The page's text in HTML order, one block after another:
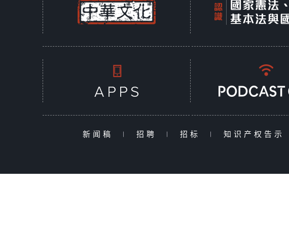
新闻稿 | 招聘 | 招标 | 知识产权告示